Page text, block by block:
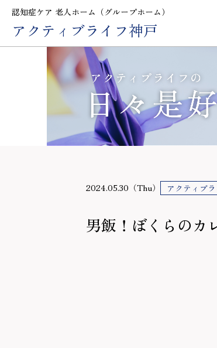
認知症ケア 老人ホーム（グループホーム）
アクティブライフ神戸
2024.05.30（Thu） アクティブ
男飯！ぼくらのカ